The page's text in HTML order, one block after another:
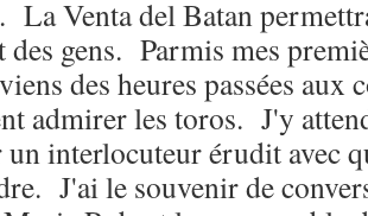
La Venta del Batan
des gens. Parmis mes
des heures passées aux
admirer les toros. J'y
un interlocuteur érudit avec
J'ai le souvenir de